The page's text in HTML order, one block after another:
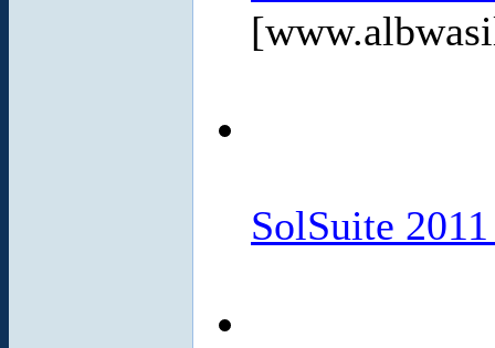
SolSuite